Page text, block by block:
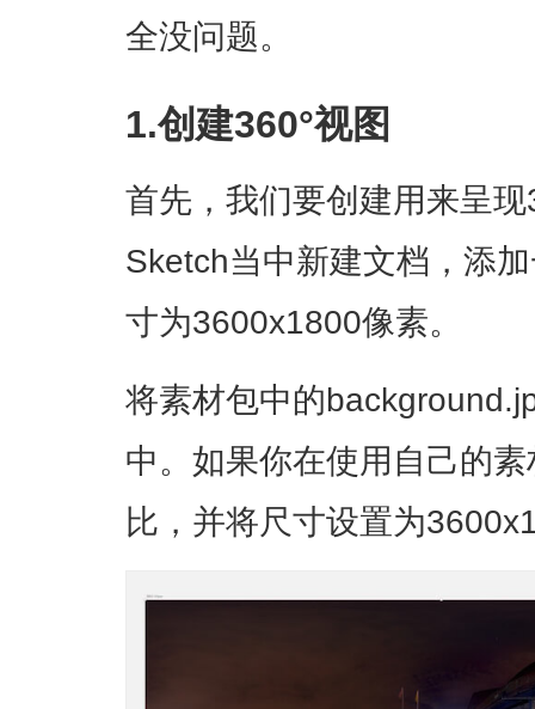
全没问题。
1.创建360°视图
首先，我们要创建用来呈
Sketch当中新建文档，添
寸为3600x1800像素。
将素材包中的
中。如果你在使用自己的
比，并将尺寸设置为